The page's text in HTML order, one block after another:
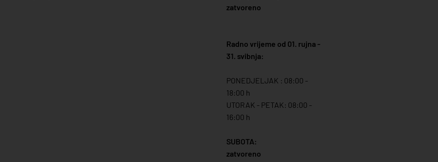
zatvoreno
Radno vrijeme od 01. rujna -
31. svibnja:
PONEDJELJAK : 08:00 -
18:00 h
UTORAK - PETAK: 08:00 -
16:00 h
SUBOTA:
zatvoreno